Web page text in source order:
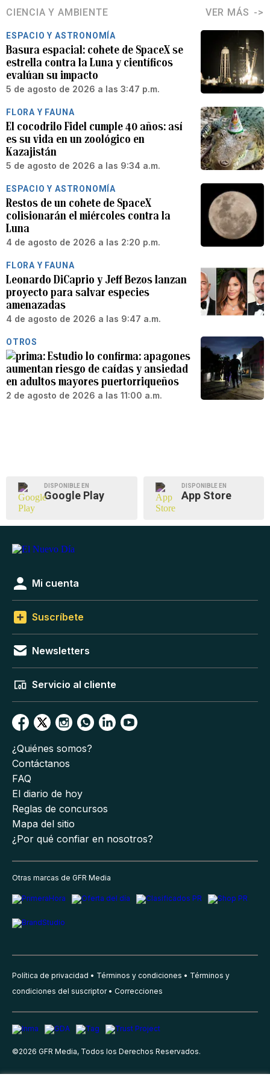
CIENCIA Y AMBIENTE VER MÁS
ESPACIO Y ASTRONOMÍA
Basura espacial: cohete de SpaceX se
estrella contra la Luna y científicos
evalúan su impacto
5 de agosto de 2026 a las 3:47 p.m.
FLORA Y FAUNA
El cocodrilo Fidel cumple 40 años: así
es su vida en un zoológico en
Kazajistán
5 de agosto de 2026 a las 9:34 a.m.
ESPACIO Y ASTRONOMÍA
Restos de un cohete de SpaceX
colisionarán el miércoles contra la
Luna
4 de agosto de 2026 a las 2:20 p.m.
FLORA Y FAUNA
Leonardo DiCaprio y Jeff Bezos lanzan
proyecto para salvar especies
amenazadas
4 de agosto de 2026 a las 9:47 a.m.
OTROS
Estudio lo confirma: apagones
aumentan riesgo de caídas y ansiedad
en adultos mayores puertorriqueños
2 de agosto de 2026 a las 11:00 a.m.
DISPONIBLE EN
Google Play
DISPONIBLE EN
App Store
Mi cuenta
Suscríbete
Newsletters
Servicio al cliente
¿Quiénes somos?
Contáctanos
FAQ
El diario de hoy
Reglas de concursos
Mapa del sitio
¿Por qué confiar en nosotros?
Otras marcas de GFR Media
Política de privacidad Términos y condiciones
Términos y
condiciones del suscriptor
Correcciones
©2026 GFR Media, Todos los Derechos Reservados.